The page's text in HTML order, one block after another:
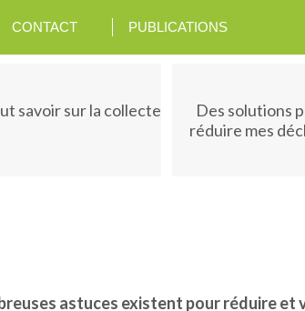
CONTACT PUBLICATIONS
savoir sur la collecte
Des solutions
réduire mes
astuces existent pour réduire